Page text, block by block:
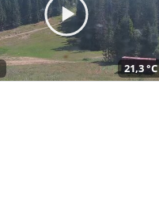
21,3 °C